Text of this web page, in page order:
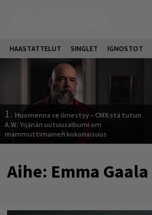
HAASTATTELUT SINGLET IGNOSTOT
1. Huomenna se ilmestyy – CMX:stä tutun
A.W. Yrjänän uutuusalbumi om
mammuttimainen kokonaisuus
Aihe: Emma Gaala